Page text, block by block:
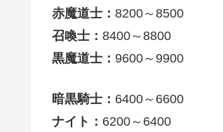
赤魔道士： 8200～8500
召喚士： 8400～8800
黒魔道士： 9600～9900
暗黒騎士： 6400～6600
ナイト： 6200～6400